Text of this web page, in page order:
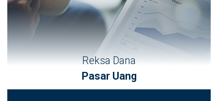
Reksa Dana
Pasar Uang